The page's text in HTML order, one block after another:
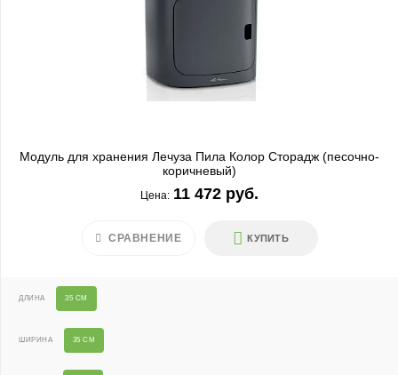
Модуль для хранения Лечуза Пила Колор Сторадж (песочно-
коричневый)
Цена: 11 472 руб.
КУПИТЬ
СРАВНЕНИЕ
ДЛИНА 35 СМ
ШИРИНА 35 СМ